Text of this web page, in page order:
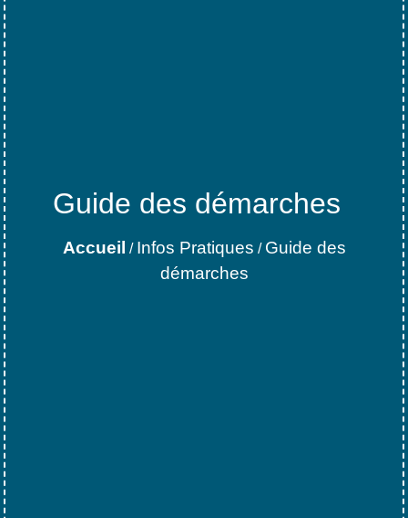
Guide des démarches
Accueil / Infos Pratiques / Guide des
démarches